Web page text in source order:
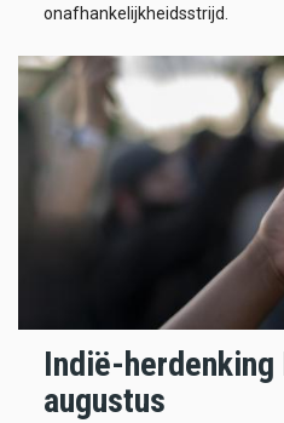
onafhankelijkheidsstrijd.
Indië-herdenking
augustus